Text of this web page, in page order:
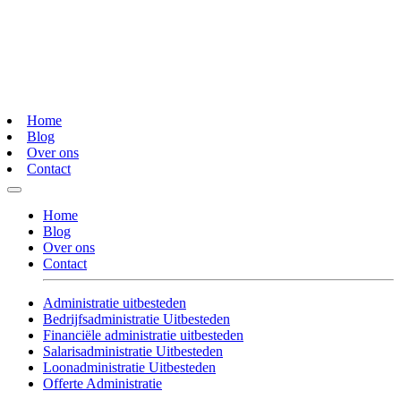
Home
Blog
Over ons
Contact
Home
Blog
Over ons
Contact
Administratie uitbesteden
Bedrijfsadministratie Uitbesteden
Financiële administratie uitbesteden
Salarisadministratie Uitbesteden
Loonadministratie Uitbesteden
Offerte Administratie